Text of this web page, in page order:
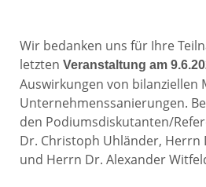
Wir bedanken uns für Ihre
letzten Veranstaltung am
Auswirkungen von bilanziellen
Unternehmenssanierungen.
den Podiumsdiskutanten/
Dr. Christoph Uhländer, Herrn
und Herrn Dr. Alexander